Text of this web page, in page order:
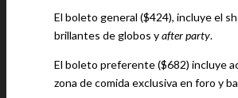
El boleto general ($424), incluye el
brillantes de globos yafter party.
El boleto preferente ($682) incluye
zona de comida exclusiva en foro y